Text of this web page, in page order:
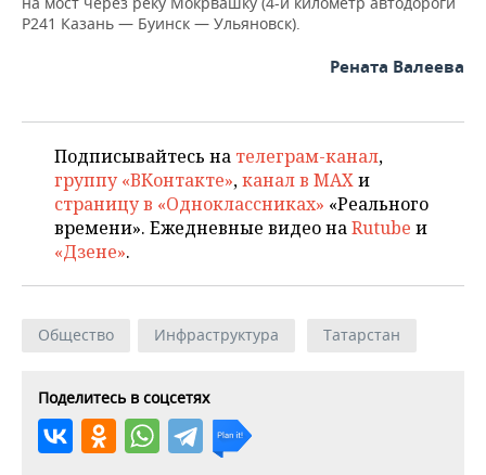
Р241 Казань — Буинск — Ульяновск).
Рената Валеева
Подписывайтесь на телеграм-канал,
группу «ВКонтакте»,канал в MAXи
страницу в «Одноклассниках» «Реального
времени». Ежедневные видео наRutube и
«Дзене».
Общество Инфраструктура Татарстан
Поделитесь в соцсетях